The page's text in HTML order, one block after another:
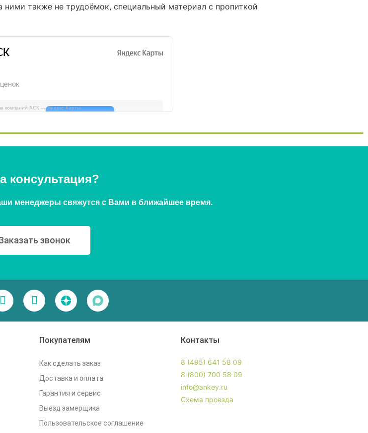
также не трудоёмок, специальный материал с пропиткой
компаний АСК — Яндекс Карты
консультация?
менеджеры свяжутся с Вами в ближайшее время.
звонок
Покупателям
Как сделать заказ
Доставка и оплата
Гарантия и сервис
Выезд замерщика
Пользовательское соглашение
Контакты
8 (495) 641 58 09
8 (800) 700 58 09
info@ankey.ru
Схема проезда